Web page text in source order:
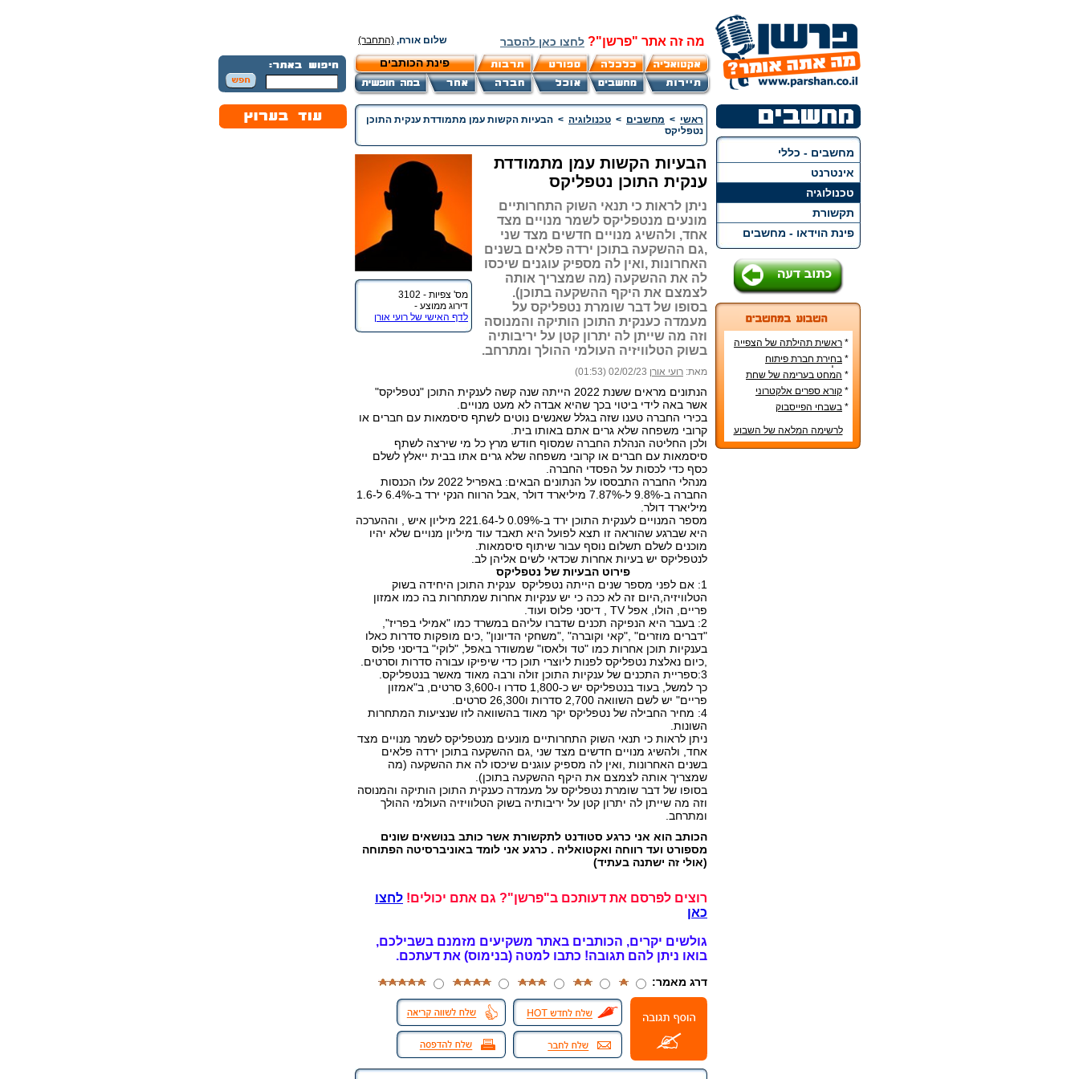
מה זה אתר "פרשן"? לחצו כאן להסבר שלום אורח, (התחבר)
פינת הכותבים
מחשבים - כללי
אינטרנט
טכנולוגיה
תקשורת
פינת הוידאו - מחשבים
* ראשית תהילתה של הצפייה
הישירה ברשת האינטרנט
* בחירת חברת פיתוח
אפליקציות – טיפים שימושיים
* המחט בערימה של שחת
* קורא ספרים אלקטרוני
* בשבחי הפייסבוק
לרשימה המלאה של השבוע
ראשי > מחשבים > טכנולוגיה > הבעיות הקשות עמן מתמודדת ענקית התוכן
נטפליקס
מס' צפיות - 3102
דירוג ממוצע -
לדף האישי של רועי אורן
הבעיות הקשות עמן מתמודדת
ענקית התוכן נטפליקס
ניתן לראות כי תנאי השוק התחרותיים
מונעים מנטפליקס לשמר מנויים מצד
אחד, ולהשיג מנויים חדשים מצד שני
,גם ההשקעה בתוכן ירדה פלאים בשנים
האחרונות ,ואין לה מספיק עוגנים שיכסו
לה את ההשקעה (מה שמצריך אותה
לצמצם את היקף ההשקעה בתוכן).
בסופו של דבר שומרת נטפליקס על
מעמדה כענקית התוכן הותיקה והמנוסה
וזה מה שייתן לה יתרון קטן על יריבותיה
בשוק הטלוויזיה העולמי ההולך ומתרחב.
מאת: רועי אורן 02/02/23 (01:53)
הנתונים מראים ששנת 2022 הייתה שנה קשה לענקית התוכן "נטפליקס"
אשר באה לידי ביטוי בכך שהיא אבדה לא מעט מנויים.
בכירי החברה טענו שזה בגלל שאנשים נוטים לשתף סיסמאות עם חברים או
קרובי משפחה שלא גרים אתם באותו בית.
ולכן החליטה הנהלת החברה שמסוף חודש מרץ כל מי שירצה לשתף
סיסמאות עם חברים או קרובי משפחה שלא גרים אתו בבית ייאלץ לשלם
כסף כדי לכסות על הפסדי החברה.
מנהלי החברה התבססו על הנתונים הבאים: באפריל 2022 עלו הכנסות
החברה ב-9.8% ל-7.87% מיליארד דולר ,אבל הרווח הנקי ירד ב-6.4% ל-1.6
מיליארד דולר.
מספר המנויים לענקית התוכן ירד ב-0.09% ל-221.64 מיליון איש , וההערכה
היא שברגע שהוראה זו תצא לפועל היא תאבד עוד מיליון מנויים שלא יהיו
מוכנים לשלם תשלום נוסף עבור שיתוף סיסמאות.
לנטפליקס יש בעיות אחרות שכדאי לשים אליהן לב.
פירוט הבעיות של נטפליקס
1: אם לפני מספר שנים הייתה נטפליקס ענקית התוכן היחידה בשוק
הטלוויזיה,היום זה לא ככה כי יש ענקיות אחרות שמתחרות בה כמו אמזון
פריים, הולו, אפל TV , דיסני פלוס ועוד.
2: בעבר היא הנפיקה תכנים שדברו עליהם במשרד כמו "אמילי בפריז",
"דברים מוזרים" ,"קאי וקוברה" ,"משחקי הדיונון" ,כים מופקות סדרות כאלו
בענקיות תוכן אחרות כמו "טד ולאסו" שמשודר באפל, "לוקי" בדיסני פלוס
,כיום נאלצת נטפליקס לפנות ליוצרי תוכן כדי שיפיקו עבורה סדרות וסרטים.
3:ספריית התכנים של ענקיות התוכן זולה ורבה מאוד מאשר בנטפליקס.
כך למשל, בעוד בנטפליקס יש כ-1,800 סדרו ו-3,600 סרטים, ב"אמזון
פריים" יש לשם השוואה 2,700 סדרות ו26,300 סרטים.
4: מחיר החבילה של נטפליקס יקר מאוד בהשוואה לזו שנציעות המתחרות
השונות.
ניתן לראות כי תנאי השוק התחרותיים מונעים מנטפליקס לשמר מנויים מצד
אחד, ולהשיג מנויים חדשים מצד שני ,גם ההשקעה בתוכן ירדה פלאים
בשנים האחרונות ,ואין לה מספיק עוגנים שיכסו לה את ההשקעה (מה
שמצריך אותה לצמצם את היקף ההשקעה בתוכן).
בסופו של דבר שומרת נטפליקס על מעמדה כענקית התוכן הותיקה והמנוסה
וזה מה שייתן לה יתרון קטן על יריבותיה בשוק הטלוויזיה העולמי ההולך
ומתרחב.
הכותב הוא אני כרגע סטודנט לתקשורת אשר כותב בנושאים שונים
מספורט ועד רווחה ואקטואליה . כרגע אני לומד באוניברסיטה הפתוחה
(אולי זה ישתנה בעתיד)
רוצים לפרסם את דעותכם ב"פרשן"? גם אתם יכולים! לחצו
כאן
גולשים יקרים, הכותבים באתר משקיעים מזמנם בשבילכם,
בואו ניתן להם תגובה! כתבו למטה (בנימוס) את דעתכם.
דרג מאמר: